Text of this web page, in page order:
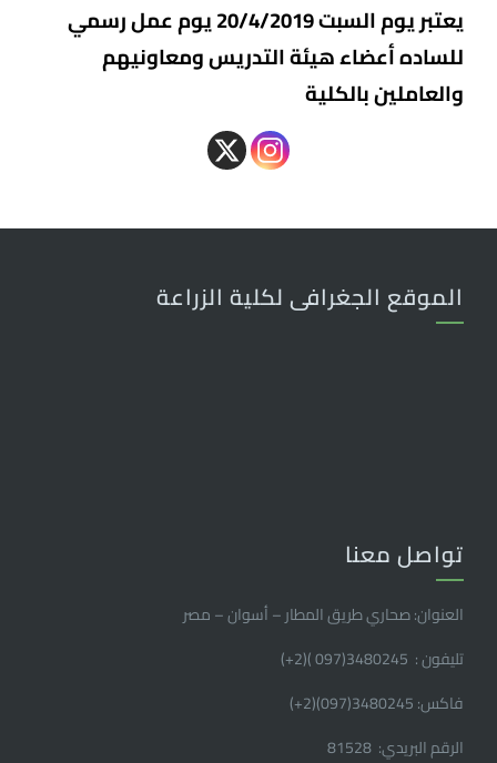
يعتبر يوم السبت 20/4/2019 يوم عمل رسمي
للساده أعضاء هيئة التدريس ومعاونيهم
والعاملين بالكلية
الموقع الجغرافى لكلية الزراعة
تواصل معنا
العنوان: صحاري طريق المطار – أسوان – مصر
تليفون : 3480245(097 )(2
+
)
فاكس: 3480245(097)(2
+
)
الرقم البريدي: 81528